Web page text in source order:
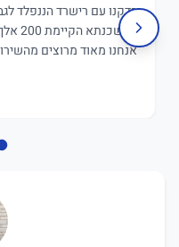
בדקנו עם רישרד הננפלד
אנחנו מאוד מרוצים